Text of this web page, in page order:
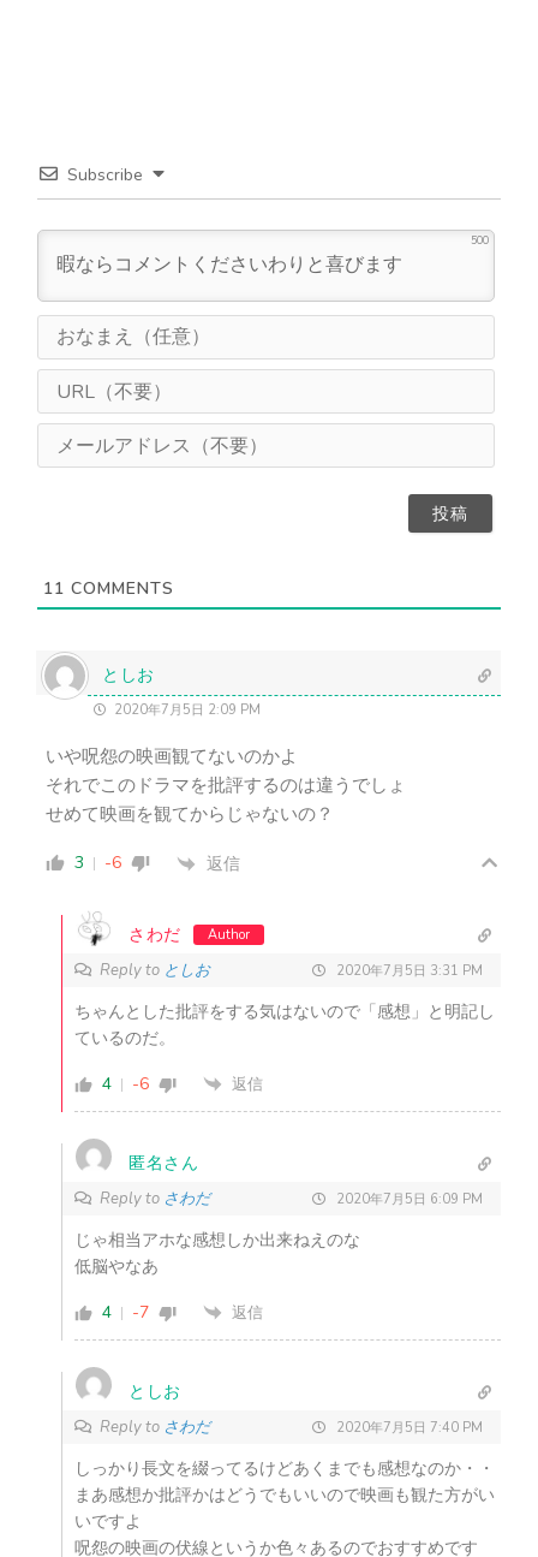
Subscribe
500
ま
（
意
L
（
11 COMMENTS
としお
2020年7月5日 2:09 PM
いや呪怨の映画観てないのかよ
それでこのドラマを批評するのは違うでしょ
せめて映画を観てからじゃないの？
3 -6 返信
さわだ Author
Reply to としお 2020年7月5日 3:31 PM
ちゃんとした批評をする気はないので「感想」と明記し
ているのだ。
4
-6 返信
匿名さん
Reply to さわだ 2020年7月5日 6:09 PM
じゃ相当アホな感想しか出来ねえのな
低脳やなあ
4
-7 返信
としお
Reply to さわだ 2020年7月5日 7:40 PM
しっかり長文を綴ってるけどあくまでも感想なのか・・
まあ感想か批評かはどうでもいいので映画も観た方がい
いですよ
呪怨の映画の伏線というか色々あるのでおすすめです